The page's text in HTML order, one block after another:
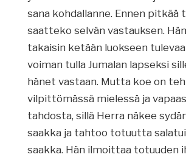
sana kohdallanne. Ennen pitkää
saatteko selvän vastauksen.
takaisin ketään luokseen
voiman tulla Jumalan lapseksi
hänet vastaan. Mutta koe on
vilpittömässä mielessä ja
tahdosta, sillä Herra näkee
saakka ja tahtoo totuutta
saakka. Hän ilmoittaa totuuden